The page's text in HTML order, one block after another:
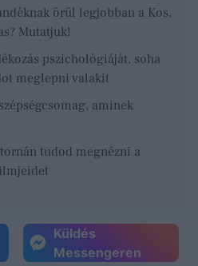
örül legjobban a Kos,
Mutatjuk!
pszichológiáját, soha
meglepni valakit
aminek
tudod megnézni a
Küldés
Messengeren